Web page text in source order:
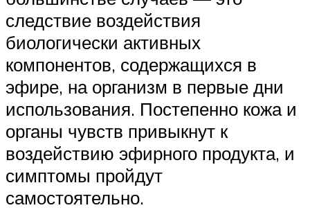
следствие воздействия
биологически активных
компонентов, содержащихся в
эфире, на организм в первые дни
использования. Постепенно кожа и
органы чувств привыкнут к
воздействию эфирного продукта, и
симптомы пройдут
самостоятельно.